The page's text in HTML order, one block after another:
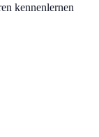
kennenlernen